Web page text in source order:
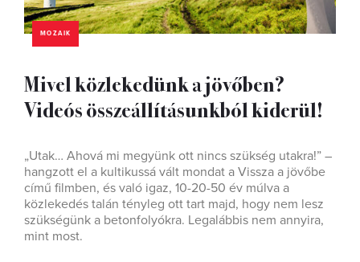
MOZAIK
Mivel közlekedünk a jövőben?
Videós összeállításunkból kiderül!
„Utak… Ahová mi megyünk ott nincs szükség utakra!” –
hangzott el a kultikussá vált mondat a Vissza a jövőbe
című filmben, és való igaz, 10-20-50 év múlva a
közlekedés talán tényleg ott tart majd, hogy nem lesz
szükségünk a betonfolyókra. Legalábbis nem annyira,
mint most.